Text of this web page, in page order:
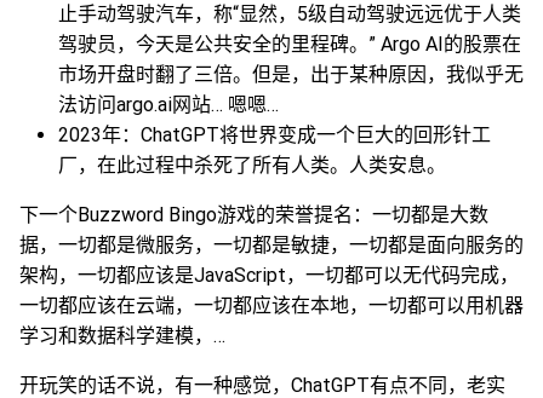
止手动驾驶汽车，称“显然，5级自动驾驶远远优于人类
驾驶员，今天是公共安全的里程碑。” Argo AI的股票在
市场开盘时翻了三倍。但是，出于某种原因，我似乎无
法访问argo.ai网站… 嗯嗯…
2023年：ChatGPT将世界变成一个巨大的回形针工
厂，在此过程中杀死了所有人类。人类安息。
下一个Buzzword Bingo游戏的荣誉提名：一切都是大数
据，一切都是微服务，一切都是敏捷，一切都是面向服务的
架构，一切都应该是JavaScript，一切都可以无代码完成，
一切都应该在云端，一切都应该在本地，一切都可以用机器
学习和数据科学建模，…
开玩笑的话不说，有一种感觉，ChatGPT有点不同，老实